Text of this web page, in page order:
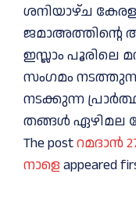
ശനിയാഴ്ച
ഇസ്ലാം പൂരിലെ
സംഗമം
നടക്കുന്ന
തങ്ങൾ ഏഴിമല
The postറമദാന്‍
നാളെ appeared